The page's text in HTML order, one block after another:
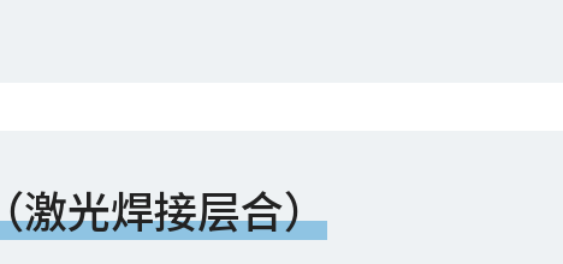
激光焊接层合）